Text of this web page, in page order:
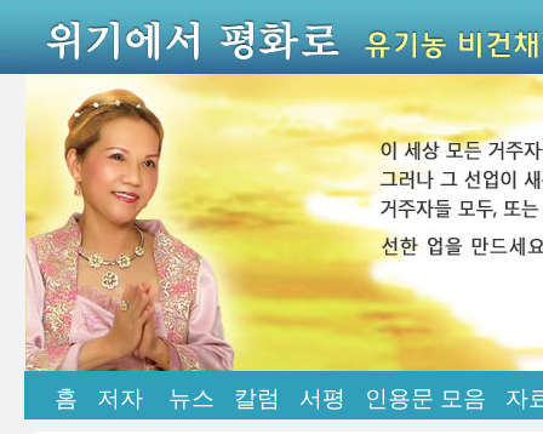
홈 저자 뉴스 칼럼 서평 인용문 모음 자